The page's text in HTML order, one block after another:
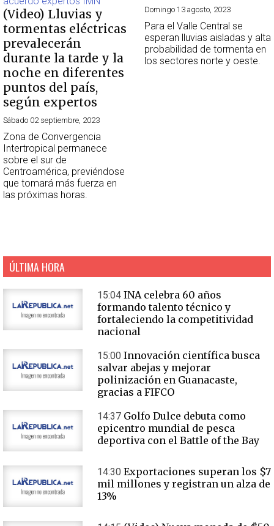
(Video) Lluvias y
tormentas eléctricas
prevalecerán
durante la tarde y la
noche en diferentes
puntos del país,
según expertos
Sábado 02 septiembre, 2023
Zona de Convergencia
Intertropical permanece
sobre el sur de
Centroamérica, previéndose
que tomará más fuerza en
las próximas horas.
Domingo 13 agosto, 2023
Para el Valle Central se
esperan lluvias aisladas y alta
probabilidad de tormenta en
los sectores norte y oeste.
ÚLTIMA HORA
15:04 INA celebra 60 años
formando talento técnico y
fortaleciendo la competitividad
nacional
15:00 Innovación científica busca
salvar abejas y mejorar
polinización en Guanacaste,
gracias a FIFCO
14:37 Golfo Dulce debuta como
epicentro mundial de pesca
deportiva con el Battle of the Bay
14:30 Exportaciones superan los $7
mil millones y registran un alza de
13%